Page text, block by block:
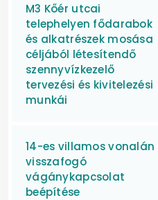
M3 Kőér utcai
telephelyen fődarabok
és alkatrészek mosása
céljából létesítendő
szennyvízkezelő
tervezési és kivitelezési
munkái
14-es villamos vonalán
visszafogó
vágánykapcsolat
beépítése